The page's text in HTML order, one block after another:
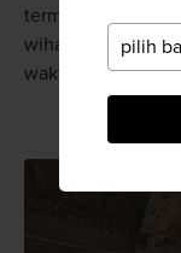
termasuk Aula
wihara ini.
waktu 30 hingga